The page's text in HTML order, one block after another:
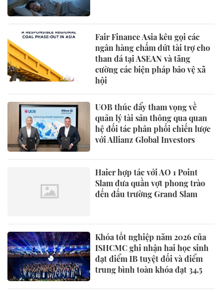
Fair Finance Asia kêu gọi các
ngân hàng chấm dứt tài trợ cho
than đá tại ASEAN và tăng
cường các biện pháp bảo vệ xã
hội
UOB thúc đẩy tham vọng về
quản lý tài sản thông qua quan
hệ đối tác phân phối chiến lược
với Allianz Global Investors
Haier hợp tác với AO 1 Point
Slam đưa quần vợt phong trào
đến đấu trường Grand Slam
Khóa tốt nghiệp năm 2026 của
ISHCMC ghi nhận hai học sinh
đạt điểm IB tuyệt đối và điểm
trung bình toàn khóa đạt 34,5